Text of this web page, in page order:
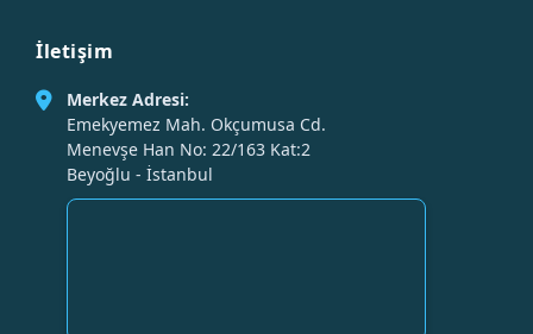
İletişim
Merkez Adresi:
Emekyemez Mah. Okçumusa Cd.
Menevşe Han No: 22/163 Kat:2
Beyoğlu - İstanbul